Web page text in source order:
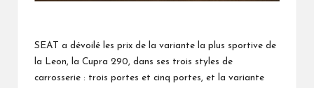
SEAT a dévoilé les prix de la variante la plus sportive de
la Leon, la Cupra 290, dans ses trois styles de
carrosserie : trois portes et cinq portes, et la variante